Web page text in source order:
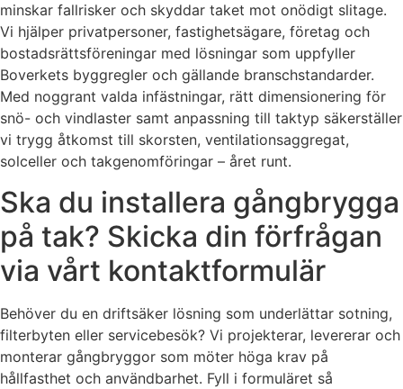
minskar fallrisker och skyddar taket mot onödigt slitage.
Vi hjälper privatpersoner, fastighetsägare, företag och
bostadsrättsföreningar med lösningar som uppfyller
Boverkets byggregler och gällande branschstandarder.
Med noggrant valda infästningar, rätt dimensionering för
snö- och vindlaster samt anpassning till taktyp säkerställer
vi trygg åtkomst till skorsten, ventilationsaggregat,
solceller och takgenomföringar – året runt.
Ska du installera gångbrygga
på tak? Skicka din förfrågan
via vårt kontaktformulär
Behöver du en driftsäker lösning som underlättar sotning,
filterbyten eller servicebesök? Vi projekterar, levererar och
monterar gångbryggor som möter höga krav på
hållfasthet och användbarhet. Fyll i formuläret så